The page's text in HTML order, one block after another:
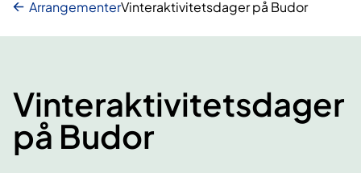
ArrangementerVinteraktivitetsdager på Budor
Vinteraktivitetsdager
på Budor